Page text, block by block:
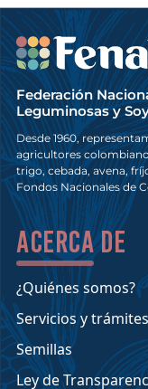
Federación
Leguminosas y
Desde 1960,
agricultores
trigo, cebada, avena,
Fondos Nacionales de
Acerca de
¿Quiénes somos?
Servicios y trámites
Semillas
Ley de